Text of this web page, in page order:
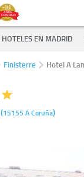
HOTELES EN MADRID
Finisterre Hotel A
(15155 A Coruña)